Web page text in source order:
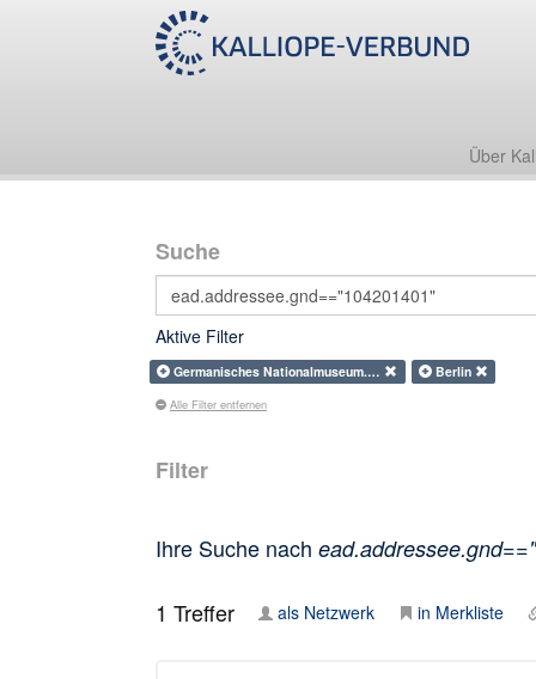
Über
Suche
Aktive Filter
Germanisches Nationalmuseum.… Berlin
Alle Filter entfernen
Filter
Ihre Suche nach
1 Treffer als Netzwerk in Merkliste